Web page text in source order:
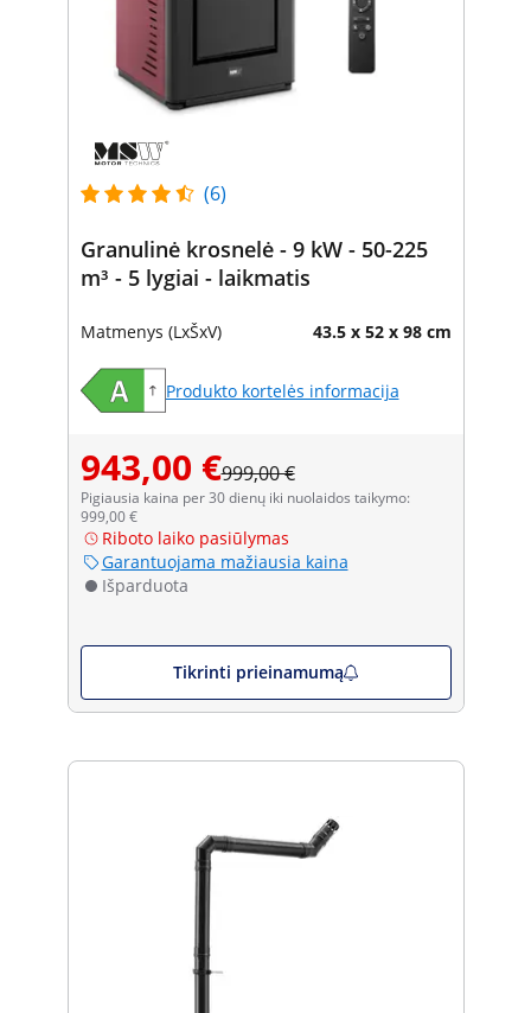
(6)
Granulinė krosnelė - 9 kW - 50-225
m³ - 5 lygiai - laikmatis
Matmenys (LxŠxV) 43.5 x 52 x 98 cm
Produkto kortelės informacija
943,00 €999,00 €
Pigiausia kaina per 30 dienų iki nuolaidos taikymo:
999,00 €
Riboto laiko pasiūlymas
Garantuojama mažiausia kaina
Išparduota
Tikrinti prieinamumą